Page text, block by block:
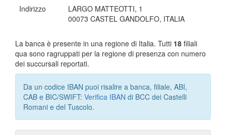
Indirizzo
LARGO MATTEOTTI, 1
00073 CASTEL GANDOLFO, ITALIA
La banca è presente in una regione di Italia. Tutti 18 filiali
qua sono ragruppati per la regione di presenza con numero
dei succursali reportati.
Da un codice IBAN puoi risalire a banca, filiale, ABI,
CAB e BIC/SWIFT: Verifica IBAN di BCC dei Castelli
Romani e del Tuscolo.